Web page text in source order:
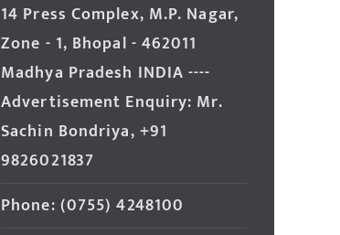
14 Press Complex, M.P. Nagar,
Zone - 1, Bhopal - 462011
Madhya Pradesh INDIA ----
Advertisement Enquiry: Mr.
Sachin Bondriya, +91
9826021837
Phone: (0755) 4248100